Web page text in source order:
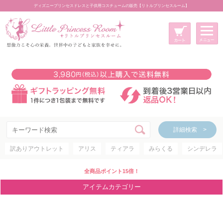
ディズニープリンセスドレスと子供用コスチュームの販売【リトルプリンセスルーム】
詳細検索 >
訳ありアウトレット アリス ティアラ みらくる シンデレラ
全商品ポイント15倍！
アイテムカテゴリー
新規会員登録
マイページ
カート
詳細検索 >
アイテムカテゴリー
ディズニープリンセス
ディズニキャラクター